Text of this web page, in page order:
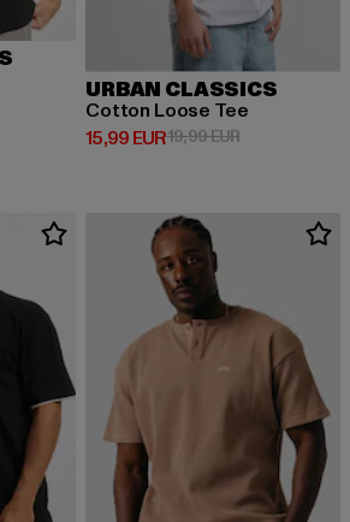
en promotion: 19,99 EUR
URBAN CLASSICS
Cotton Loose Tee
15,99 EUR
Prix courant: 15,99 EUR
19,99 EURPrix en